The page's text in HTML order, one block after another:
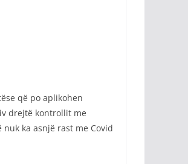
që po aplikohen
drejtë kontrollit me
ka asnjë rast me Covid